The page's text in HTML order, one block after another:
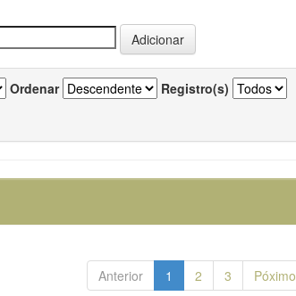
Ordenar Registro(s)
Anterior 1 2 3 Póximo